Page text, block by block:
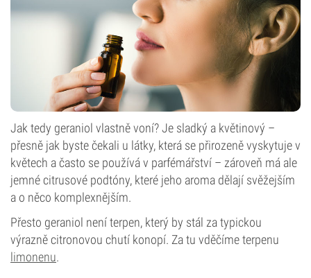
Jak tedy geraniol vlastně voní? Je sladký a květinový –
přesně jak byste čekali u látky, která se přirozeně vyskytuje v
květech a často se používá v parfémářství – zároveň má ale
jemné citrusové podtóny, které jeho aroma dělají svěžejším
a o něco komplexnějším.
Přesto geraniol není terpen, který by stál za typickou
výrazně citronovou chutí konopí. Za tu vděčíme terpenu
limonenu.